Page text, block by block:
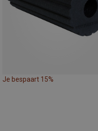
Je bespaart 15%